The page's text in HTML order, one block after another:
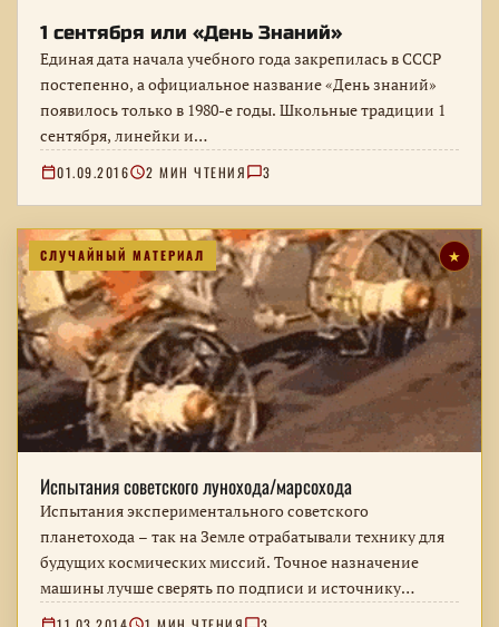
1 сентября или «День Знаний»
Единая дата начала учебного года закрепилась в СССР
постепенно, а официальное название «День знаний»
появилось только в 1980-е годы. Школьные традиции 1
сентября, линейки и…
01.09.2016 2 МИН ЧТЕНИЯ 3
СЛУЧАЙНЫЙ МАТЕРИАЛ ★
Испытания советского лунохода/марсохода
Испытания экспериментального советского
планетохода – так на Земле отрабатывали технику для
будущих космических миссий. Точное назначение
машины лучше сверять по подписи и источнику
фотографии.